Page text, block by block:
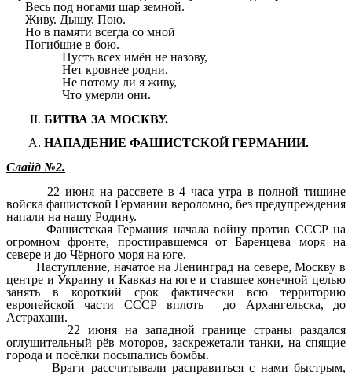
Весь под ногами шар земной.
Живу. Дышу. Пою.
Но в памяти всегда со мной
Погибшие в бою.
Пусть всех имён не назову,
Нет кровнее родни.
Не потому ли я живу,
Что умерли они.
БИТВА ЗА МОСКВУ.
НАПАДЕНИЕ ФАШИСТСКОЙ ГЕРМАНИИ.
Слайд №2.
22 июня на рассвете в 4 часа утра в полной тишине
войска фашистской Германии вероломно, без предупреждения
напали на нашу Родину.
Фашистская Германия начала войну против СССР на
огромном фронте, простиравшемся от Баренцева моря на
севере и до Чёрного моря на юге.
Наступление, начатое на Ленинград на севере, Москву в
центре и Украину и Кавказ на юге и ставшее конечной целью
занять в короткий срок фактически всю территорию
европейской части СССР вплоть до Архангельска, до
Астрахани.
22 июня на западной границе страны раздался
оглушительный рёв моторов, заскрежетали танки, на спящие
города и посёлки посыпались бомбы.
Враги рассчитывали расправиться с нами быстрым,